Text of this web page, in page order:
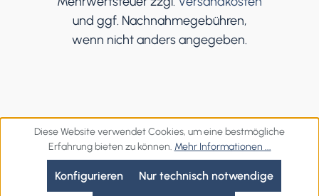
und ggf. Nachnahmegebühren,
wenn nicht anders angegeben.
Diese Website verwendet Cookies, um eine bestmögliche
Erfahrung bieten zu können. Mehr Informationen ...
Nur technisch notwendige
Konfigurieren